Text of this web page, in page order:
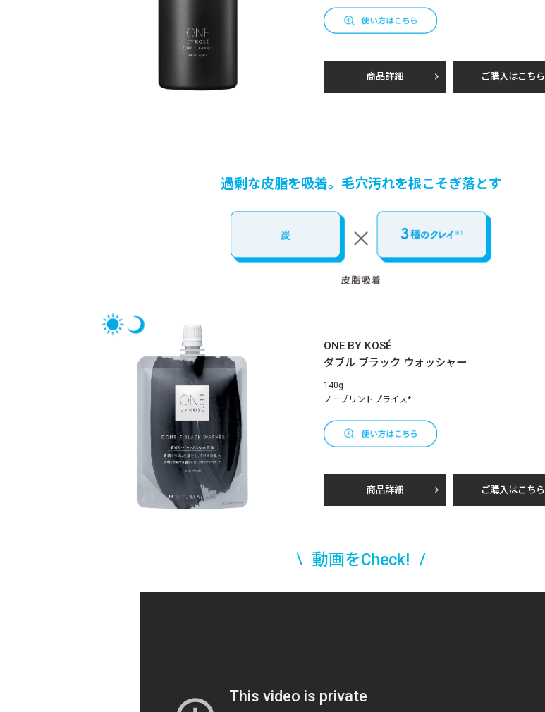
商品詳細 ご購入はこちら
過剰な皮脂を吸着。 毛穴汚れを根こそぎ落とす
ONE BY KOSÉ
ダブル ブラック ウォッシャー
140g
ノープリントプライス*
商品詳細 ご購入はこちら
動画をCheck!